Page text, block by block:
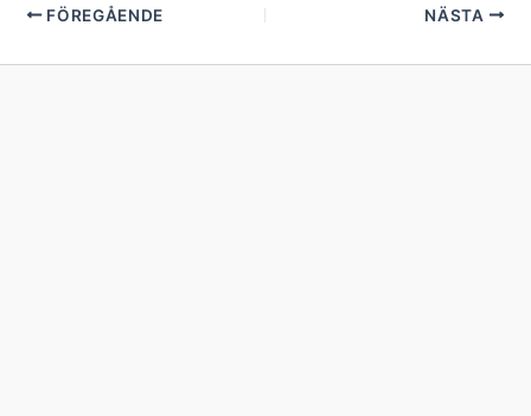
FÖREGÅENDE NÄSTA